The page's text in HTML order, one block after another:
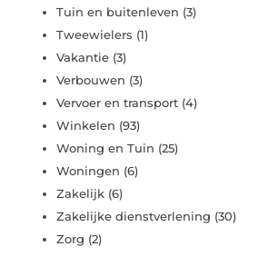
Tuin en buitenleven (3)
Tweewielers (1)
Vakantie (3)
Verbouwen (3)
Vervoer en transport (4)
Winkelen (93)
Woning en Tuin (25)
Woningen (6)
Zakelijk (6)
Zakelijke dienstverlening (30)
Zorg (2)